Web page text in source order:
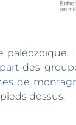
ancien, et zôon,
des
de
dessus.